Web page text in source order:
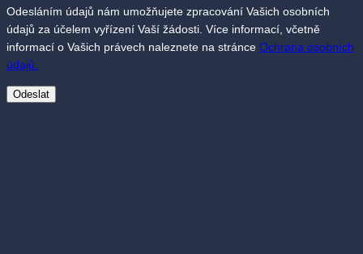
Odesláním údajů nám umožňujete zpracování Vašich osobních
údajů za účelem vyřízení Vaší žádosti. Více informací, včetně
informací o Vašich právech naleznete na stránce Ochrana osobních
údajů.